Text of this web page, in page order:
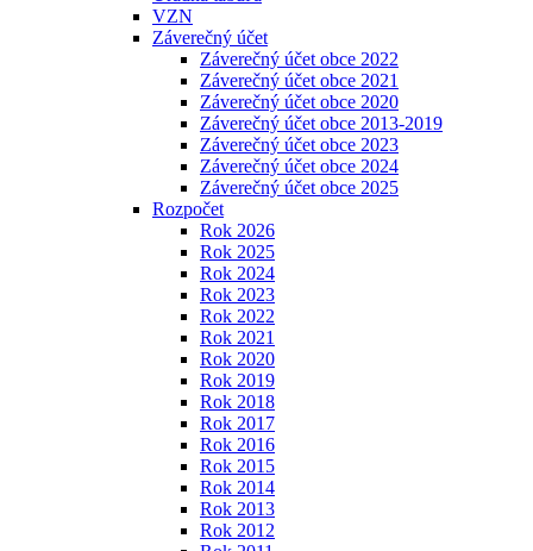
VZN
Záverečný účet
Záverečný účet obce 2022
Záverečný účet obce 2021
Záverečný účet obce 2020
Záverečný účet obce 2013-2019
Záverečný účet obce 2023
Záverečný účet obce 2024
Záverečný účet obce 2025
Rozpočet
Rok 2026
Rok 2025
Rok 2024
Rok 2023
Rok 2022
Rok 2021
Rok 2020
Rok 2019
Rok 2018
Rok 2017
Rok 2016
Rok 2015
Rok 2014
Rok 2013
Rok 2012